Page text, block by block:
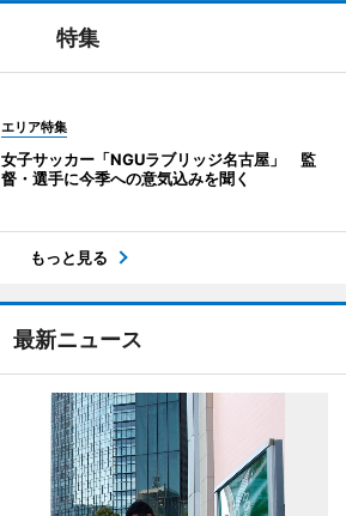
特集
エリア特集
女子サッカー「NGUラブリッジ名古屋」 監
督・選手に今季への意気込みを聞く
もっと見る
最新ニュース